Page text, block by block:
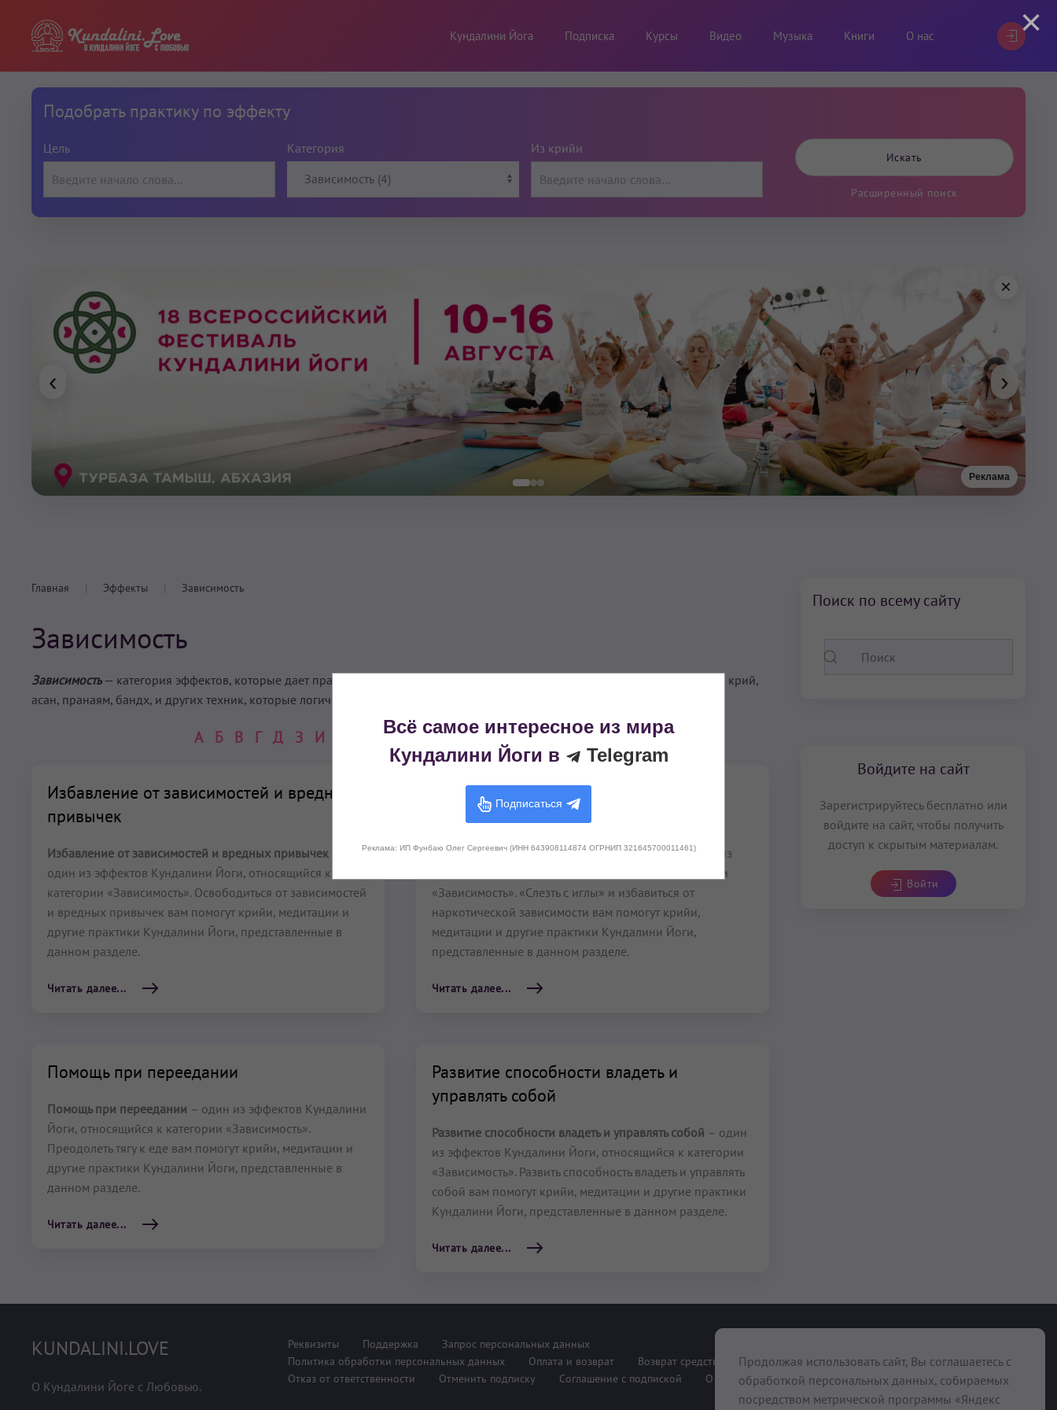
Кундалини Йога Подписка Курсы Видео Музыка Книги О нас
Подобрать практику по эффекту
Цель Категория Из крийи
Расширенный поиск
Реклама
×
‹ ›
Главная Эффекты Зависимость
Зависимость
Зависимость— категория эффектов, которые дает практика
Сюда мы включили все эффекты от медитаций, крий,
асан, пранаям, бандх, и других техник, которые логически можно объединить в группу
А Б В Г Д З И М Н О П Р С Т У Ф Э Я
Избавление от зависимостей и вредных
привычек
Избавление от зависимостей и вредных привычек
один из эффектов Кундалини Йоги, относящийся к
категории «Зависимость». Освободиться от зависимостей
и вредных привычек вам помогут крийи, медитации и
другие практики Кундалини Йоги, представленные в
данном разделе.
Читать далее...
Избавление от наркотической
зависимости
Избавление от наркотической зависимости– один из
эффектов Кундалини Йоги, относящийся к категории
«Зависимость». «Слезть с иглы» и избавиться от
наркотической зависимости вам помогут крийи,
медитации и другие практики Кундалини Йоги,
представленные в данном разделе.
Читать далее...
Помощь при переедании
Помощь при переедании – один из эффектов Кундалини
Йоги, относящийся к категории «Зависимость».
Преодолеть тягу к еде вам помогут крийи, медитации и
другие практики Кундалини Йоги, представленные в
данном разделе.
Читать далее...
Развитие способности владеть и
управлять собой
Развитие способности владеть и управлять собой – один
из эффектов Кундалини Йоги, относящийся к категории
«Зависимость». Развить способность владеть и управлять
собой вам помогут крийи, медитации и другие практики
Кундалини Йоги, представленные в данном разделе.
Читать далее...
Поиск по всему сайту
Войдите на сайт
Зарегистрируйтесь бесплатно или
войдите на сайт, чтобы получить
доступ к скрытым материалам.
Войти
KUNDALINI.LOVE
О Кундалини Йоге с Любовью.
Реквизиты Поддержка
Запрос персональных данных
Политика обработки персональных данных
Оплата и возврат
Возврат средств
Отказ от ответственности
Отменить подписку Соглашение с подпиской О нас
×
Всё самое интересное из мира
Кундалини Йоги в
Telegram
Подписаться
Реклама: ИП Фунбаю Олег Сергеевич (ИНН 643908114874 ОГРНИП 321645700011461)
Продолжая использовать сайт, Вы соглашаетесь с
обработкой персональных данных, собираемых
посредством метрической программы «Яндекс